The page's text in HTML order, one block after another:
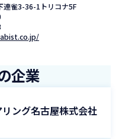
連雀3-36-1トリコナ5F
企業
ング名古屋株式会社